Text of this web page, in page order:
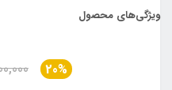
ویژگی‌های محصول
20%